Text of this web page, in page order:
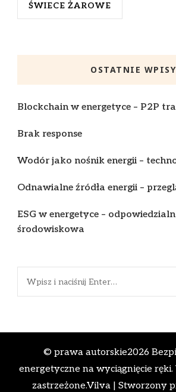
ŚWIECE ŻAROWE
OSTATNIE WPISY
Blockchain w energetyce – P2P
Brak response
Wodór jako nośnik energii –
Odnawialne źródła energii –
ESG w energetyce –
środowiskowa
czegoś?
© prawa autorskie2026
energetyczne na wyciągnięcie ręki.
zastrzeżone.Vilva | Stworzony